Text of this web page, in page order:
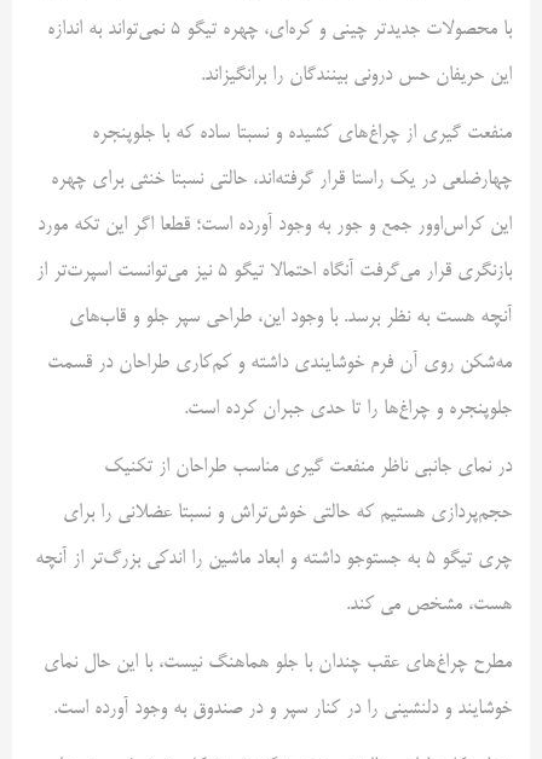
با محصولات جدیدتر چینی و کره‌ای، چهره تیگو ۵ نمی‌تواند به اندازه
این حریفان حس درونی بینندگان را برانگیزاند.
منفعت گیری از چراغ‌های کشیده و نسبتا ساده که با جلوپنجره
چهارضلعی در یک راستا قرار گرفته‌اند، حالتی نسبتا خنثی برای چهره
این کراس‌اوور جمع و جور به وجود آورده است؛ قطعا اگر این تکه مورد
بازنگری قرار می‌گرفت آنگاه احتمالا تیگو ۵ نیز می‌توانست اسپرت‌تر از
آنچه هست به نظر برسد. با وجود این، طراحی سپر جلو و قاب‌های
مه‌شکن روی آن فرم خوشایندی داشته و کم‌کاری طراحان در قسمت
جلوپنجره و چراغ‌ها را تا حدی جبران کرده است.
در نمای جانبی ناظر منفعت گیری مناسب طراحان از تکنیک
حجم‌پردازی‌ هستیم که حالتی خوش‌تراش و نسبتا عضلانی را برای
چری تیگو ۵ به جستوجو داشته و ابعاد ماشین را اندکی بزرگ‌تر از آنچه
هست، مشخص می کند.
مطرح چراغ‌های عقب چندان با جلو هماهنگ نیست، با این حال نمای
خوشایند و دلنشینی را در کنار سپر و در صندوق به وجود آورده است.